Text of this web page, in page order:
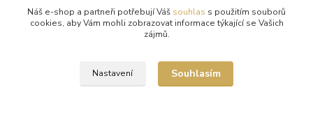
Náš e-shop a partneři potřebují Váš souhlas s použitím souborů
cookies, aby Vám mohli zobrazovat informace týkající se Vašich
zájmů.
Nastavení Souhlasím